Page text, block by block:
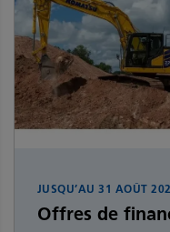
JUSQU’AU 31 AOÛT
Offres de